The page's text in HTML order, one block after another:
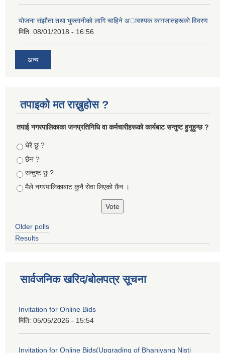
याेजना संझाैता तथा भुक्तानीकाे लागि चाहिने अावश्यक कागजातहरूकाे विवरण
मिति: 08/01/2018 - 16:56
अन्य
तपाइको मत राख्नुहोस ?
तपा‌ई नगरपालिकाका जनप्रतिनिधि वा कर्मचारीहरूकाे कार्यबाट सन्तुष्ट हुनुहुन्छ ?
Choices
धेरै छु ?
छैन ?
सन्तुष्ट छु ?
मैले नगरपालिकाबाट कुनै सेवा लिएकाे छैन ।
Older polls
Results
सार्वजनिक खरिद/बोलपत्र सूचना
Invitation for Online Bids
मिति: 05/05/2026 - 15:54
Invitation for Online Bids(Upgrading of Bhanjyang Nisti